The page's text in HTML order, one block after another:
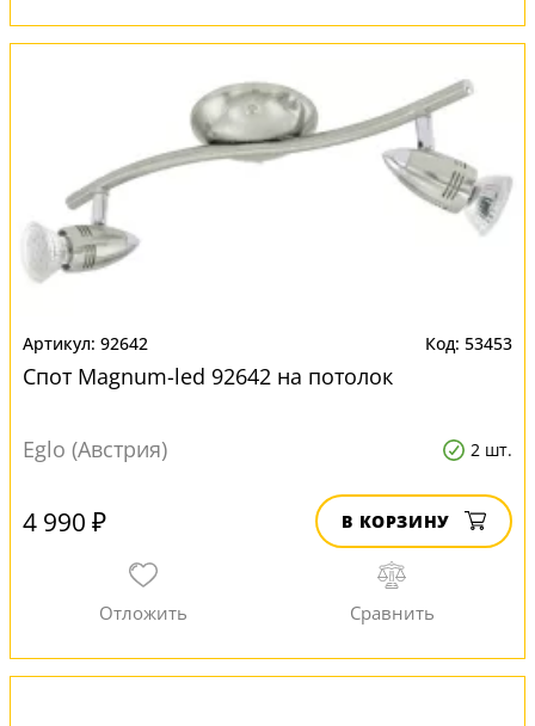
92642 53453
Спот Magnum-led 92642 на потолок
Eglo (Австрия) 2 шт.
4 990 ₽ В КОРЗИНУ